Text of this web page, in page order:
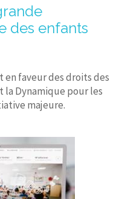
des enfants
en faveur des droits des
Dynamique pour les
majeure.